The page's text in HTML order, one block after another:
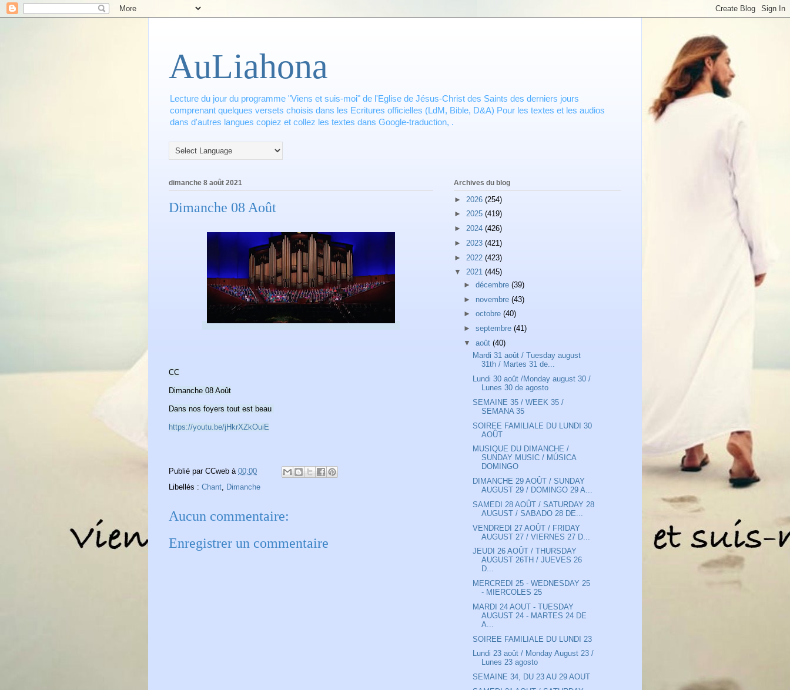
AuLiahona
Lecture du jour du programme "Viens et suis-moi" de l'Eglise de Jésus-Christ des Saints des derniers jours
comprenant quelques versets choisis dans les Ecritures officielles (LdM, Bible, D&A) Pour les textes et les audios
dans d'autres langues copiez et collez les textes dans Google-traduction, .
dimanche 8 août 2021
Dimanche 08 Août
CC
Dimanche 08 Août
Dans nos foyers tout est beau
https://youtu.be/jHkrXZkOuiE
Publié par CCweb à 00:00
Libellés : Chant Dimanche
Aucun commentaire:
Enregistrer un commentaire
Archives du blog
► 2026 (254)
► 2025 (419)
► 2024 (426)
► 2023 (421)
► 2022 (423)
▼ 2021 (445)
► décembre (39)
► novembre (43)
► octobre (40)
► septembre (41)
▼ août (40)
Mardi 31 août / Tuesday august
31th / Martes 31 de...
Lundi 30 août /Monday august 30 /
Lunes 30 de agosto
SEMAINE 35 / WEEK 35 /
SEMANA 35
SOIREE FAMILIALE DU LUNDI 30
AOÛT
MUSIQUE DU DIMANCHE /
SUNDAY MUSIC / MÚSICA
DOMINGO
DIMANCHE 29 AOÛT / SUNDAY
AUGUST 29 / DOMINGO 29 A...
SAMEDI 28 AOÛT / SATURDAY 28
AUGUST / SABADO 28 DE...
VENDREDI 27 AOÛT / FRIDAY
AUGUST 27 / VIERNES 27 D...
JEUDI 26 AOÛT / THURSDAY
AUGUST 26TH / JUEVES 26
D...
MERCREDI 25 - WEDNESDAY 25
- MIERCOLES 25
MARDI 24 AOUT - TUESDAY
AUGUST 24 - MARTES 24 DE
A...
SOIREE FAMILIALE DU LUNDI 23
Lundi 23 août / Monday August 23 /
Lunes 23 agosto
SEMAINE 34, DU 23 AU 29 AOUT